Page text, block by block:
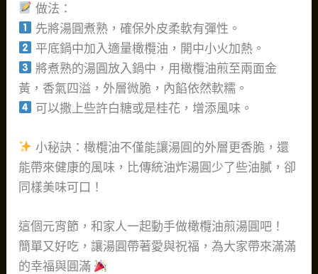
做法：
先將湯圓煮熟，確保外皮柔軟有彈性。
平底鍋中加入適量橄欖油，開中小火加熱。
將煮熟的湯圓放入鍋中，用橄欖油煎至兩面金
黃，香氣四溢，外層微脆，內餡依然軟糯。
可以撒上些許白糖或是桂花，增添風味。
小秘訣：橄欖油不僅能讓湯圓的外層更香脆，還
能帶來健康的風味，比傳統油炸湯圓少了些油膩，卻
同樣美味可口！
這個元宵節，和家人一起動手做橄欖油煎湯圓吧！
簡單又好吃，讓湯圓帶著愛與祝福，為大家帶來滿滿
的幸福與圓滿